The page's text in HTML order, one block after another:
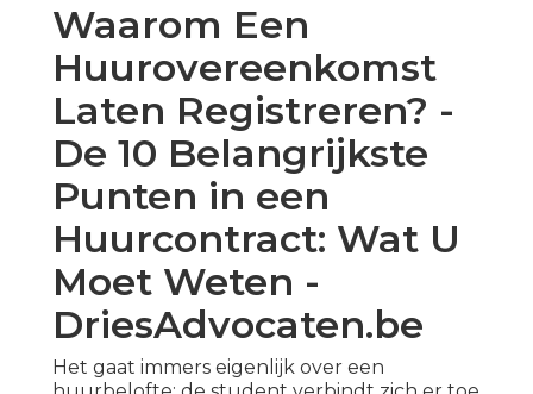
Waarom Een
Huurovereenkomst
Laten Registreren? -
De 10 Belangrijkste
Punten in een
Huurcontract: Wat U
Moet Weten -
DriesAdvocaten.be
Het gaat immers eigenlijk over een